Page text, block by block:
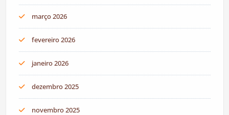
março 2026
fevereiro 2026
janeiro 2026
dezembro 2025
novembro 2025